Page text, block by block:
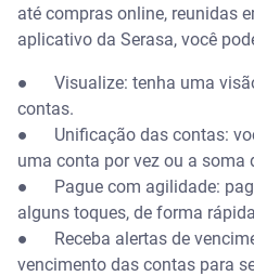
até compras online, reunidas
aplicativo da Serasa, você
● Visualize: tenha uma
contas.
● Unificação das contas:
uma conta por vez ou a soma
● Pague com agilidade:
alguns toques, de forma
● Receba alertas de
vencimento das contas para